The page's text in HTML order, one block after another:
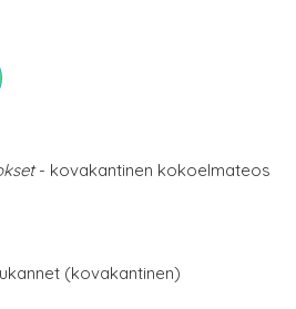
- kovakantinen kokoelmateos
(kovakantinen)